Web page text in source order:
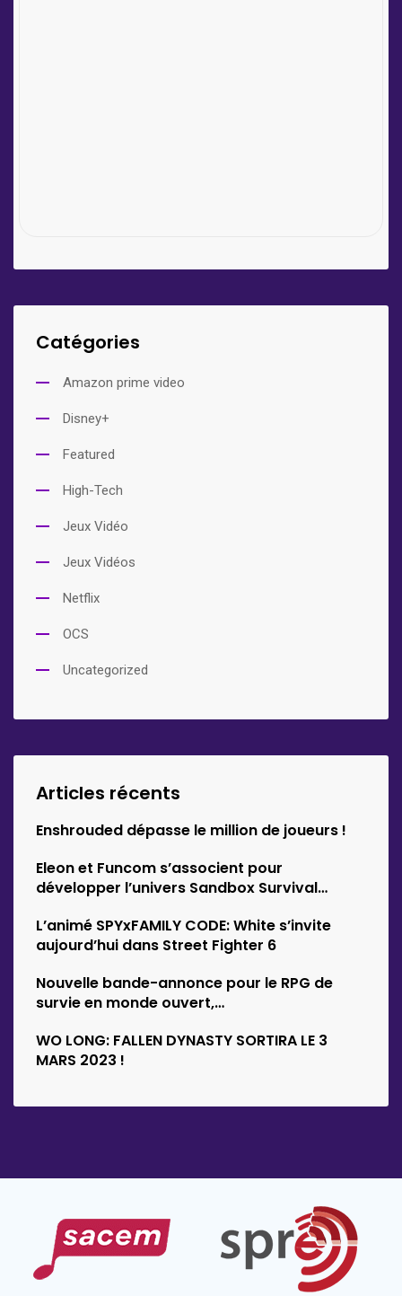
Catégories
Amazon prime video
Disney+
Featured
High-Tech
Jeux Vidéo
Jeux Vidéos
Netflix
OCS
Uncategorized
Articles récents
Enshrouded dépasse le million de joueurs !
Eleon et Funcom s’associent pour
développer l’univers Sandbox Survival
L’animé SPYxFAMILY CODE: White s’invite
aujourd’hui dans Street Fighter 6
Nouvelle bande-annonce pour le RPG de
survie en monde ouvert,…
WO LONG: FALLEN DYNASTY SORTIRA LE 3
MARS 2023 !